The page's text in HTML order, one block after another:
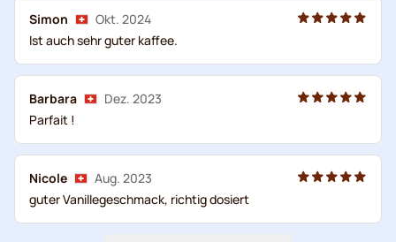
Simon
Okt. 2024
Ist auch sehr guter kaffee.
Barbara
Dez. 2023
Parfait !
Nicole
Aug. 2023
guter Vanillegeschmack, richtig dosiert